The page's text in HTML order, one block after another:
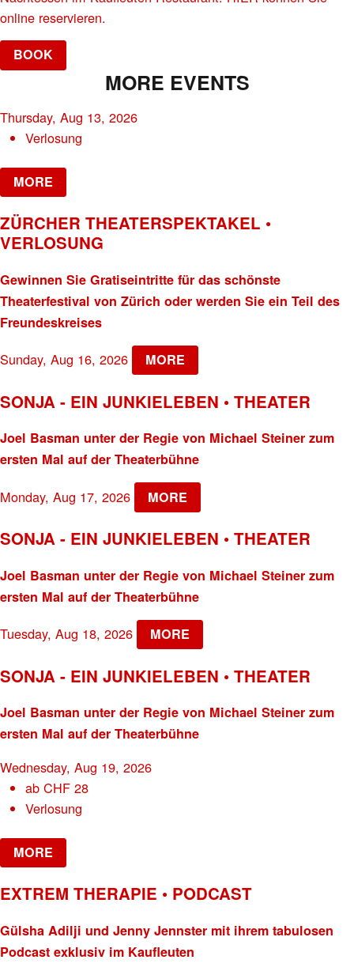
online reservieren.
BOOK
MORE EVENTS
Thursday, Aug 13, 2026
Verlosung
MORE
ZÜRCHER THEATERSPEKTAKEL •
VERLOSUNG
Gewinnen Sie Gratiseintritte für das schönste
Theaterfestival von Zürich oder werden Sie ein Teil des
Freundeskreises
Sunday, Aug 16, 2026 MORE
SONJA - EIN JUNKIELEBEN • THEATER
Joel Basman unter der Regie von Michael Steiner zum
ersten Mal auf der Theaterbühne
Monday, Aug 17, 2026 MORE
SONJA - EIN JUNKIELEBEN • THEATER
Joel Basman unter der Regie von Michael Steiner zum
ersten Mal auf der Theaterbühne
Tuesday, Aug 18, 2026 MORE
SONJA - EIN JUNKIELEBEN • THEATER
Joel Basman unter der Regie von Michael Steiner zum
ersten Mal auf der Theaterbühne
Wednesday, Aug 19, 2026
abCHF 28
Verlosung
MORE
EXTREM THERAPIE • PODCAST
Gülsha Adilji und Jenny Jennster mit ihrem tabulosen
Podcast exklusiv im Kaufleuten